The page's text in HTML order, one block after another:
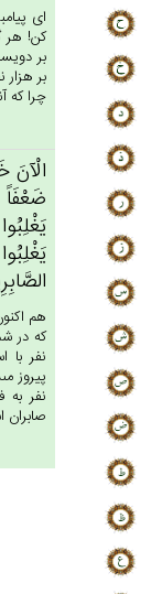
اى
كن! هر
بر
بر هزار
چرا كه
الْآن‌َ
هم
كه در
نفر با
پيروز
نفر به
صابران